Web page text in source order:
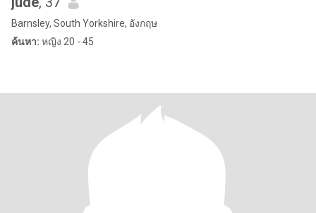
Barnsley, South Yorkshire, อังกฤษ
ค้นหา: หญิง 20 - 45